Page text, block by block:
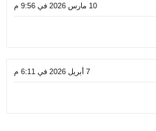
10 مارس 2026 في 9:56 م
7 أبريل 2026 في 6:11 م